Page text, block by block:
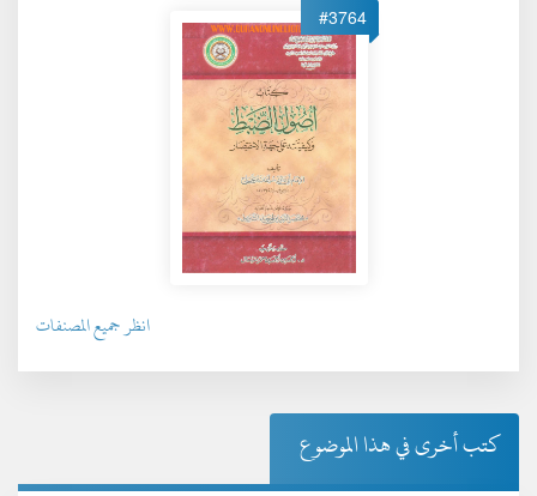
#3764
انظر جميع المصنفات
كتب أخرى في هذا الموضوع